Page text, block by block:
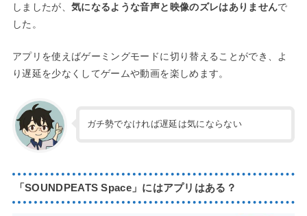
しましたが、気になるような音声と映像のズレはありませんで
した。
アプリを使えばゲーミングモードに切り替えることができ、よ
り遅延を少なくしてゲームや動画を楽しめます。
ガチ勢でなければ遅延は気にならない
「SOUNDPEATS Space」にはアプリはある？